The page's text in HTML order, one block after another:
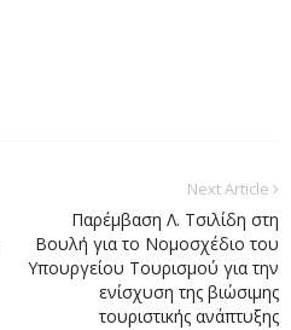
Next Article
Παρέμβαση Λ. Τσιλίδη στη
Βουλή για το Νομοσχέδιο του
Υπουργείου Τουρισμού για την
ενίσχυση της βιώσιμης
τουριστικής ανάπτυξης